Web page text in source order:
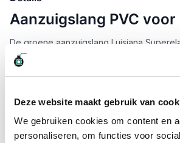
Deze website maakt gebruik van
We gebruiken cookies om content en
personaliseren, om functies voor
Aanzuigslang PVC
De groene aanzuigslang Luisiana
kunststof spiraal en wordt veelvuldig
aanzuigen van o.a. grondwater. De
verkochte zuigslang voor het gebruik bij
De flexibele aanzuigslang kenmerkt zich
flexibel. De aanzuigslang kopen in
voetklep?